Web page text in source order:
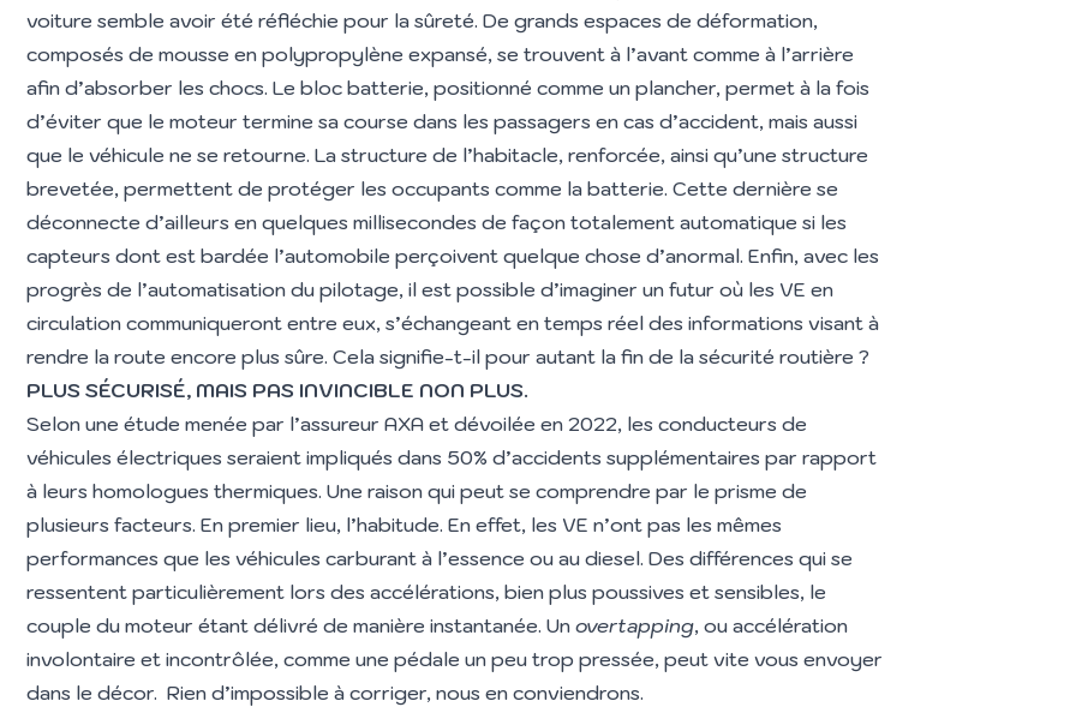
voiture semble avoir été réfléchie pour la sûreté. De grands espaces de déformation,
composés de mousse en polypropylène expansé, se trouvent à l’avant comme à l’arrière
afin d’absorber les chocs. Le bloc batterie, positionné comme un plancher, permet à la fois
d’éviter que le moteur termine sa course dans les passagers en cas d’accident, mais aussi
que le véhicule ne se retourne. La structure de l’habitacle, renforcée, ainsi qu’une structure
brevetée, permettent de protéger les occupants comme la batterie. Cette dernière se
déconnecte d’ailleurs en quelques millisecondes de façon totalement automatique si les
capteurs dont est bardée l’automobile perçoivent quelque chose d’anormal. Enfin, avec les
progrès de l’automatisation du pilotage, il est possible d’imaginer un futur où les VE en
circulation communiqueront entre eux, s’échangeant en temps réel des informations visant à
rendre la route encore plus sûre. Cela signifie-t-il pour autant la fin de la sécurité routière ?
PLUS SÉCURISÉ, MAIS PAS INVINCIBLE NON PLUS.
Selon une étude menée par l’assureur AXA et dévoilée en 2022, les conducteurs de
véhicules électriques seraient impliqués dans 50% d’accidents supplémentaires par rapport
à leurs homologues thermiques. Une raison qui peut se comprendre par le prisme de
plusieurs facteurs. En premier lieu, l’habitude. En effet, les VE n’ont pas les mêmes
performances que les véhicules carburant à l’essence ou au diesel. Des différences qui se
ressentent particulièrement lors des accélérations, bien plus poussives et sensibles, le
couple du moteur étant délivré de manière instantanée. Unovertapping, ou accélération
involontaire et incontrôlée, comme une pédale un peu trop pressée, peut vite vous envoyer
dans le décor. Rien d’impossible à corriger, nous en conviendrons.